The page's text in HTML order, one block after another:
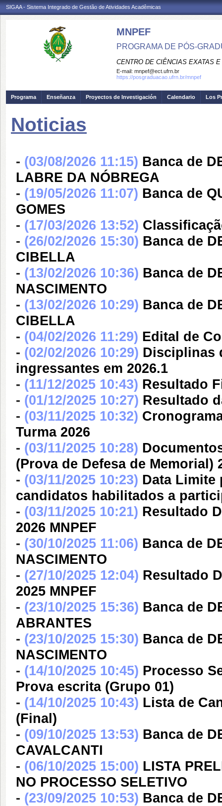
SIGAA - Sistema Integrado de Gestão de Atividades Acadêmicas
MNPEF
PROGRAMA DE PÓS-
CENTRO DE CIÊNCIAS EXATAS
E-mail: mnpef@ect.ufrn.br
https://posgraduacao.ufrn.br/mnpef
Programa Enseñanza Proyectos de Investigación Calendario Los
Noticias
- (03/08/2026 11:15) Banca de
LABRE DA NÓBREGA
- (19/05/2026 11:07) Banca de
GOMES
- (17/03/2026 13:52)
- (26/02/2026 15:30) Banca de
CIBELLA
- (13/02/2026 10:36) Banca de
NASCIMENTO
- (13/02/2026 10:29) Banca de
CIBELLA
- (04/02/2026 11:29) Edital de
- (02/02/2026 10:29) Disciplinas
ingressantes em 2026.1
- (11/12/2025 10:43) Resultado
- (01/12/2025 10:27) Resultado
- (03/11/2025 10:32)
Turma 2026
- (03/11/2025 10:28)
(Prova de Defesa de Memorial)
- (03/11/2025 10:23) Data Limite
candidatos habilitados a
- (03/11/2025 10:21) Resultado
2026 MNPEF
- (30/10/2025 11:06) Banca de
NASCIMENTO
- (27/10/2025 12:04) Resultado
2025 MNPEF
- (23/10/2025 15:36) Banca de
ABRANTES
- (23/10/2025 15:30) Banca de
NASCIMENTO
- (14/10/2025 10:45) Processo
Prova escrita (Grupo 01)
- (14/10/2025 10:43) Lista de
(Final)
- (09/10/2025 13:53) Banca de
CAVALCANTI
- (06/10/2025 15:00) LISTA
NO PROCESSO SELETIVO
- (23/09/2025 10:53) Banca de